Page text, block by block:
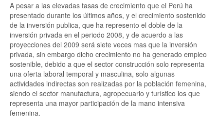
A pesar a las elevadas tasas de crecimiento que el Perú ha
presentado durante los últimos años, y el crecimiento sostenido
de la inversión publica, que ha represento el doble de la
inversión privada en el periodo 2008, y de acuerdo a las
proyecciones del 2009 será siete veces mas que la inversión
privada, sin embargo dicho crecimiento no ha generado empleo
sostenible, debido a que el sector construcción solo representa
una oferta laboral temporal y masculina, solo algunas
actividades indirectas son realizadas por la población femenina,
siendo el sector manufactura, agropecuario y turístico los que
representa una mayor participación de la mano intensiva
femenina.